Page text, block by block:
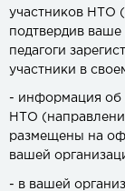
участников НТО
подтвердив
педагоги
участники в
- информация об
НТО
размещены на
вашей
- в вашей